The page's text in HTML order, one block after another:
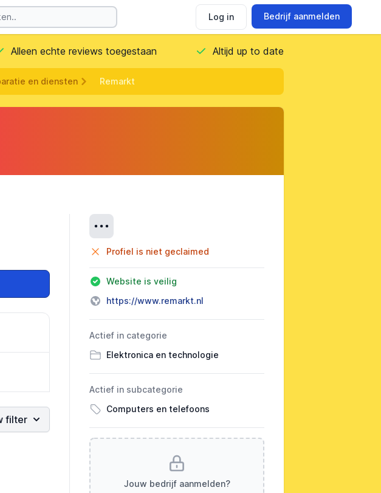
Log in Bedrijf aanmelden
Alleen echte reviews toegestaan Altijd up to date
en diensten Remarkt
filter
Profiel is niet geclaimed
Website is veilig
https://www.remarkt.nl
Actief in categorie
Elektronica en technologie
Actief in subcategorie
Computers en telefoons
Jouw bedrijf aanmelden?